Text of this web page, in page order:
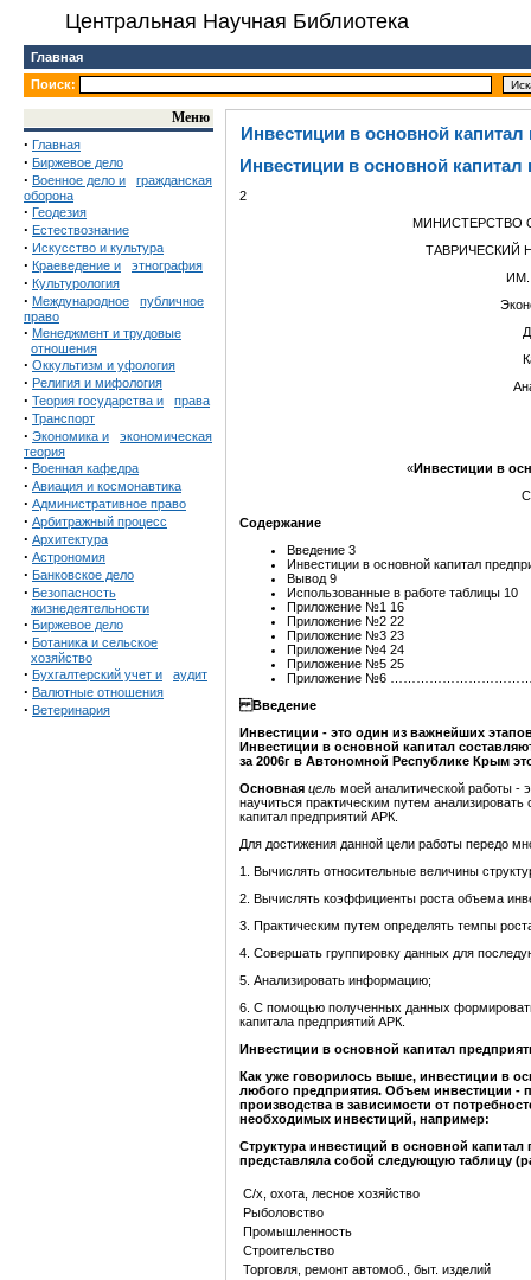
Центральная Научная Библиотека
Главная
Поиск:
Меню
· Главная
· Биржевое дело
· Военное дело и
гражданская
оборона
· Геодезия
· Естествознание
· Искусство и культура
· Краеведение и этнография
· Культурология
· Международное
публичное
право
· Менеджмент и трудовые
отношения
· Оккультизм и уфология
· Религия и мифология
· Теория государства и права
· Транспорт
· Экономика и
экономическая
теория
· Военная кафедра
· Авиация и космонавтика
· Административное право
· Арбитражный процесс
· Архитектура
· Астрономия
· Банковское дело
· Безопасность
жизнедеятельности
· Биржевое дело
· Ботаника и сельское
хозяйство
· Бухгалтерский учет и аудит
· Валютные отношения
· Ветеринария
Инвестиции в основной
Инвестиции в основной
2
МИНИСТЕРСТВО
ТАВРИЧЕСКИЙ
ИМ.
«Инвестиции в
Содержание
Введение 3
Инвестиции в основной капитал
Вывод 9
Использованные в работе таблицы 10
Приложение №1 16
Приложение №2 22
Приложение №3 23
Приложение №4 24
Приложение №5 25
Приложение №6
Введение
Инвестиции - это один из важнейших
Инвестиции в основной капитал
за 2006г в Автономной Республике Крым
Основная цель моей аналитической работы -
научиться практическим путем
капитал предприятий АРК.
Для достижения данной цели работы передо
1. Вычислять относительные величины
2. Вычислять коэффициенты роста объема
3. Практическим путем определять темпы
4. Совершать группировку данных для
5. Анализировать информацию;
6. С помощью полученных данных
капитала предприятий АРК.
Инвестиции в основной капитал
Как уже говорилось выше, инвестиции в
любого предприятия. Объем инвестиции -
производства в зависимости от
необходимых инвестиций, например:
Структура инвестиций в основной капитал
представляла собой следующую таблицу
С/х, охота, лесное хозяйство
Рыболовство
Промышленность
Строительство
Торговля, ремонт автомоб., быт. изделий